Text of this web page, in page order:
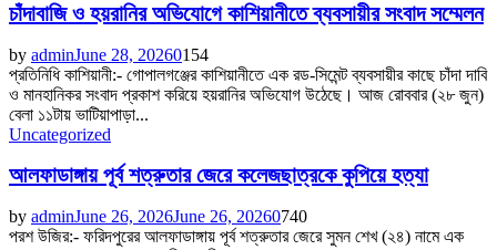
চাঁদাবাজি ও হয়রানির অভিযোগে কাশিয়ানীতে ব্যবসায়ীর সংবাদ সম্মেলন
by adminJune 28, 20260154
প্রতিনিধি কাশিয়ানী:- গোপালগঞ্জের কাশিয়ানীতে এক রড-সিমেন্ট ব্যবসায়ীর কাছে চাঁদা দাবি
ও মানহানিকর সংবাদ প্রকাশ করিয়ে হয়রানির অভিযোগ উঠেছে। আজ রোববার (২৮ জুন)
বেলা ১১টায় ভাটিয়াপাড়া...
Uncategorized
আলফাডাঙ্গায় পূর্ব শত্রুতার জেরে কলেজছাত্রকে কুপিয়ে হত্যা
by adminJune 26, 2026June 26, 20260740
পরশ উজির:- ফরিদপুরের আলফাডাঙ্গায় পূর্ব শত্রুতার জেরে সুমন শেখ (২৪) নামে এক